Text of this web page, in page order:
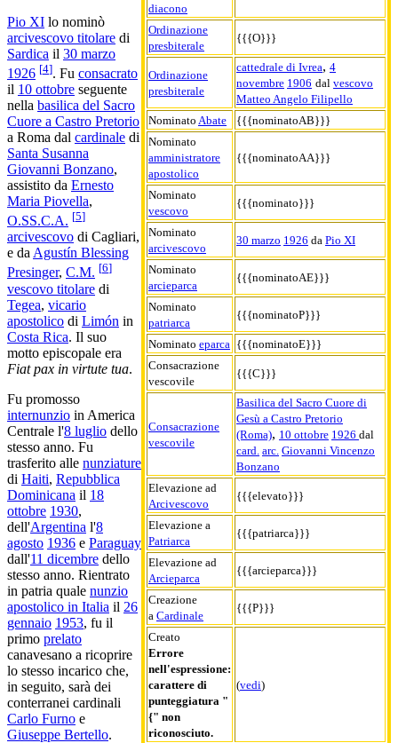
diacono
Ordinazione
presbiterale
{{{O}}}
Ordinazione
presbiterale
cattedrale di Ivrea, 4
novembre 1906 dal vescovo
Matteo Angelo Filipello
Nominato Abate
{{{nominatoAB}}}
Nominato
amministratore
apostolico
{{{nominatoAA}}}
Nominato
vescovo
{{{nominato}}}
Nominato
arcivescovo
30 marzo 1926 da Pio XI
Nominato
arcieparca
{{{nominatoAE}}}
Nominato
patriarca
{{{nominatoP}}}
Nominato eparca {{{nominatoE}}}
Consacrazione
vescovile
{{{C}}}
Consacrazione
vescovile
Basilica del Sacro Cuore di
Gesù a Castro Pretorio
(Roma), 10 ottobre 1926 dal
card. arc. Giovanni Vincenzo
Bonzano
Elevazione ad
Arcivescovo
{{{elevato}}}
Elevazione a
Patriarca
{{{patriarca}}}
Elevazione ad
Arcieparca
{{{arcieparca}}}
Creazione
a Cardinale
{{{P}}}
Creato
Errore
nell'espressione:
carattere di
punteggiatura "
{" non
riconosciuto.
(vedi)
Pio XI lo nominò
arcivescovo titolare di
Sardica il 30 marzo
1926 [4]. Fu consacrato
il 10 ottobre seguente
nella basilica del Sacro
Cuore a Castro Pretorio
a Roma dal cardinale di
Santa Susanna
Giovanni Bonzano,
assistito da Ernesto
Maria Piovella,
O.SS.C.A. [5]
arcivescovo di Cagliari,
e da Agustín Blessing
Presinger, C.M. [6]
vescovo titolare di
Tegea, vicario
apostolico di Limón in
Costa Rica. Il suo
motto episcopale era
Fiat pax in virtute tua.
Fu promosso
internunzio in America
Centrale l'8 luglio dello
stesso anno. Fu
trasferito alle nunziature
di Haiti, Repubblica
Dominicana il 18
ottobre 1930,
dell'Argentina l'8
agosto 1936 e Paraguay
dall'11 dicembre dello
stesso anno. Rientrato
in patria quale nunzio
apostolico in Italia il 26
gennaio 1953, fu il
primo prelato
canavesano a ricoprire
lo stesso incarico che,
in seguito, sarà dei
conterranei cardinali
Carlo Furno e
Giuseppe Bertello.